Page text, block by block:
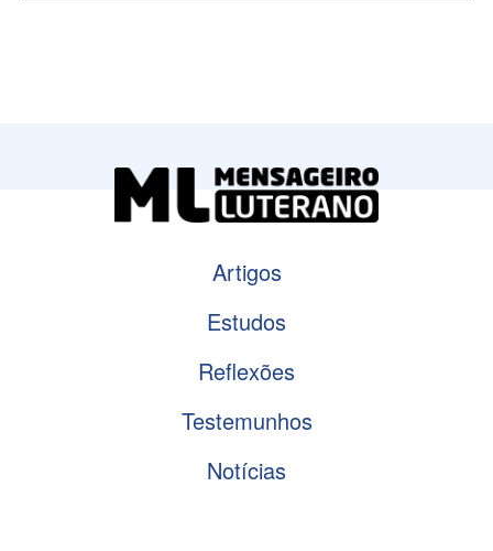
Artigos
Estudos
Reflexões
Testemunhos
Notícias